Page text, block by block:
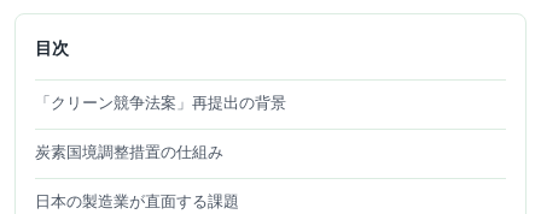
目次
「クリーン競争法案」再提出の背景
炭素国境調整措置の仕組み
日本の製造業が直面する課題